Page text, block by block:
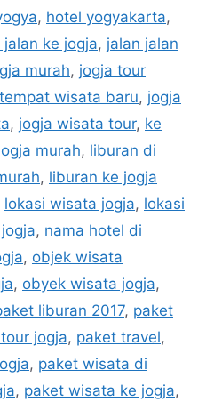
, hotel yogyakarta,
jalan ke jogja, jalan jalan
murah, jogja tour
wisata baru, jogja
, jogja wisata tour, ke
murah, liburan di
, liburan ke jogja
lokasi wisata jogja, lokasi
, nama hotel di
, objek wisata
, obyek wisata jogja,
liburan 2017, paket
jogja, paket travel,
, paket wisata di
, paket wisata ke jogja,